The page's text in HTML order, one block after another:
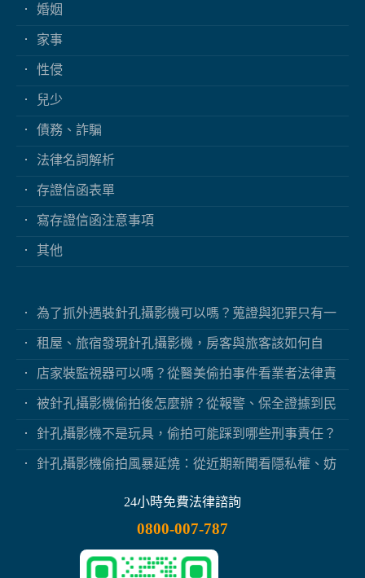
婚姻
家事
性侵
兒少
債務、詐騙
法律名詞解析
存證信函表單
寫存證信函注意事項
其他
為了抓外遇裝針孔攝影機可以嗎？蒐證與犯罪只有一
租屋、旅宿發現針孔攝影機，房客與旅客該如何自
店家裝監視器可以嗎？從醫美偷拍事件看業者法律責
被針孔攝影機偷拍後怎麼辦？從報警、保全證據到民
針孔攝影機不是玩具，偷拍可能踩到哪些刑事責任？
針孔攝影機偷拍風暴延燒：從近期新聞看隱私權、妨
24小時免費法律諮詢
0800-007-787